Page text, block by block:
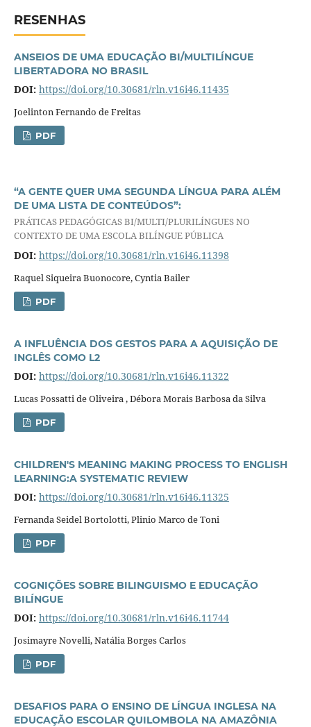
RESENHAS
ANSEIOS DE UMA EDUCAÇÃO BI/MULTILÍNGUE
LIBERTADORA NO BRASIL
DOI: https://doi.org/10.30681/rln.v16i46.11435
Joelinton Fernando de Freitas
PDF
“A GENTE QUER UMA SEGUNDA LÍNGUA PARA ALÉM
DE UMA LISTA DE CONTEÚDOS”:
PRÁTICAS PEDAGÓGICAS BI/MULTI/PLURILÍNGUES NO
CONTEXTO DE UMA ESCOLA BILÍNGUE PÚBLICA
DOI: https://doi.org/10.30681/rln.v16i46.11398
Raquel Siqueira Buonocore, Cyntia Bailer
PDF
A INFLUÊNCIA DOS GESTOS PARA A AQUISIÇÃO DE
INGLÊS COMO L2
DOI: https://doi.org/10.30681/rln.v16i46.11322
Lucas Possatti de Oliveira , Débora Morais Barbosa da Silva
PDF
CHILDREN'S MEANING MAKING PROCESS TO ENGLISH
LEARNING:A SYSTEMATIC REVIEW
DOI: https://doi.org/10.30681/rln.v16i46.11325
Fernanda Seidel Bortolotti, Plinio Marco de Toni
PDF
COGNIÇÕES SOBRE BILINGUISMO E EDUCAÇÃO
BILÍNGUE
DOI: https://doi.org/10.30681/rln.v16i46.11744
Josimayre Novelli, Natália Borges Carlos
PDF
DESAFIOS PARA O ENSINO DE LÍNGUA INGLESA NA
EDUCAÇÃO ESCOLAR QUILOMBOLA NA AMAZÔNIA